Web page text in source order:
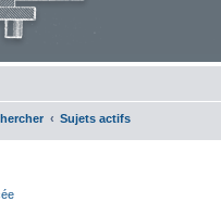
Sujets actifs